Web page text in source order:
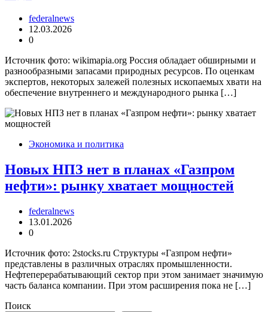
federalnews
12.03.2026
0
Источник фото: wikimapia.org Россия обладает обширными и
разнообразными запасами природных ресурсов. По оценкам
экспертов, некоторых залежей полезных ископаемых хвати на
обеспечение внутреннего и международного рынка […]
Экономика и политика
Новых НПЗ нет в планах «Газпром
нефти»: рынку хватает мощностей
federalnews
13.01.2026
0
Источник фото: 2stocks.ru Структуры «Газпром нефти»
представлены в различных отраслях промышленности.
Нефтеперерабатывающий сектор при этом занимает значимую
часть баланса компании. При этом расширения пока не […]
Поиск